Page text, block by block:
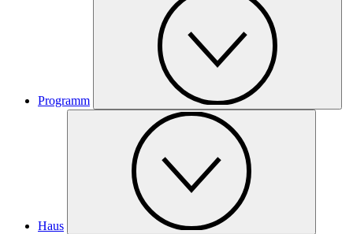
Programm
Haus